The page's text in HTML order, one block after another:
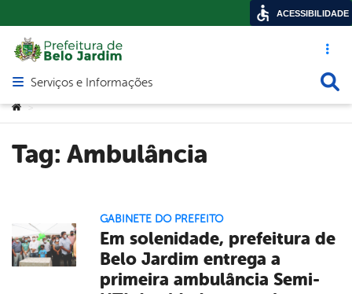
Acesso
Abrir menu principal de navegação
Serviços e Informações
Você está aqui:
>
Tag: Ambulância
GABINETE DO PREFEITO
Em solenidade, prefeitura de
Belo Jardim entrega a
primeira ambulância Semi-
ACESSIBILIDADE